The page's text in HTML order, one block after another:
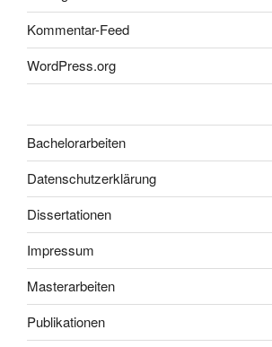
Kommentar-Feed
WordPress.org
Bachelorarbeiten
Datenschutzerklärung
Dissertationen
Impressum
Masterarbeiten
Publikationen